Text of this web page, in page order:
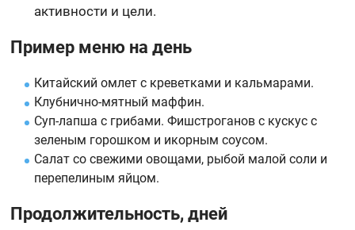
активности и цели.
Пример меню на день
Китайский омлет с креветками и кальмарами.
Клубнично-мятный маффин.
Суп-лапша с грибами. Фишстроганов с кускус с
зеленым горошком и икорным соусом.
Салат со свежими овощами, рыбой малой соли и
перепелиным яйцом.
Продолжительность, дней